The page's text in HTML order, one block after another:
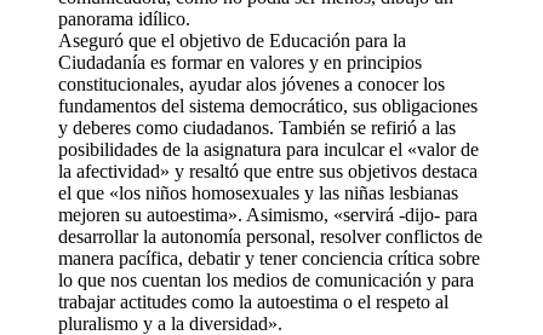
panorama idílico.
Aseguró que el objetivo de Educación para la
Ciudadanía es formar en valores y en principios
constitucionales, ayudar alos jóvenes a conocer los
fundamentos del sistema democrático, sus obligaciones
y deberes como ciudadanos. También se refirió a las
posibilidades de la asignatura para inculcar el «valor de
la afectividad» y resaltó que entre sus objetivos destaca
el que «los niños homosexuales y las niñas lesbianas
mejoren su autoestima». Asimismo, «servirá -dijo- para
desarrollar la autonomía personal, resolver conflictos de
manera pacífica, debatir y tener conciencia crítica sobre
lo que nos cuentan los medios de comunicación y para
trabajar actitudes como la autoestima o el respeto al
pluralismo y a la diversidad».